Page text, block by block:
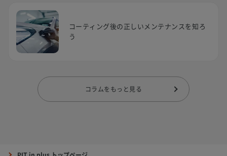
コーティング後の正しいメンテナンスを知ろ
う
コラムをもっと見る